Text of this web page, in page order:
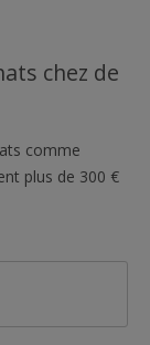
chez de
comme
plus de 300 €